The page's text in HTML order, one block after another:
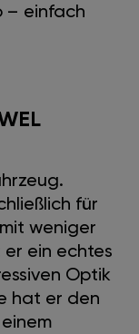
– einfach
für
weniger
ein echtes
Optik
hat er den